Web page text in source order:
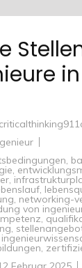
,
,
,
,
, networking-
von
,
,
,